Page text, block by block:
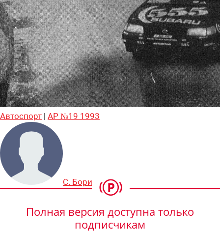
Автоспорт | АР №19 1993
С. Борин
Полная версия доступна только
подписчикам